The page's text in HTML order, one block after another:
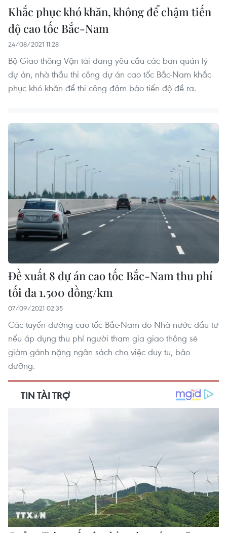
Khắc phục khó khăn, không để chậm tiến
độ cao tốc Bắc-Nam
24/08/2021 11:28
Bộ Giao thông Vận tải đang yêu cầu các ban quản lý
dự án, nhà thầu thi công dự án cao tốc Bắc-Nam khắc
phục khó khăn để thi công đảm bảo tiến độ đề ra.
Đề xuất 8 dự án cao tốc Bắc-Nam thu phí
tối đa 1.500 đồng/km
07/09/2021 02:35
Các tuyến đường cao tốc Bắc-Nam do Nhà nước đầu tư
nếu áp dụng thu phí người tham gia giao thông sẽ
giảm gánh nặng ngân sách cho việc duy tu, bảo
dưỡng.